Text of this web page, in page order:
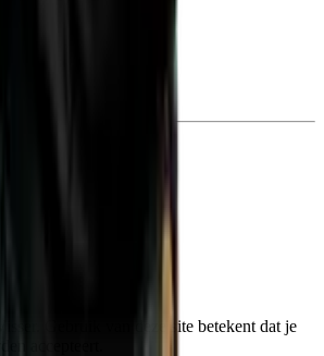
Veghel
Gebruik van deze site betekent dat je
accepteert.